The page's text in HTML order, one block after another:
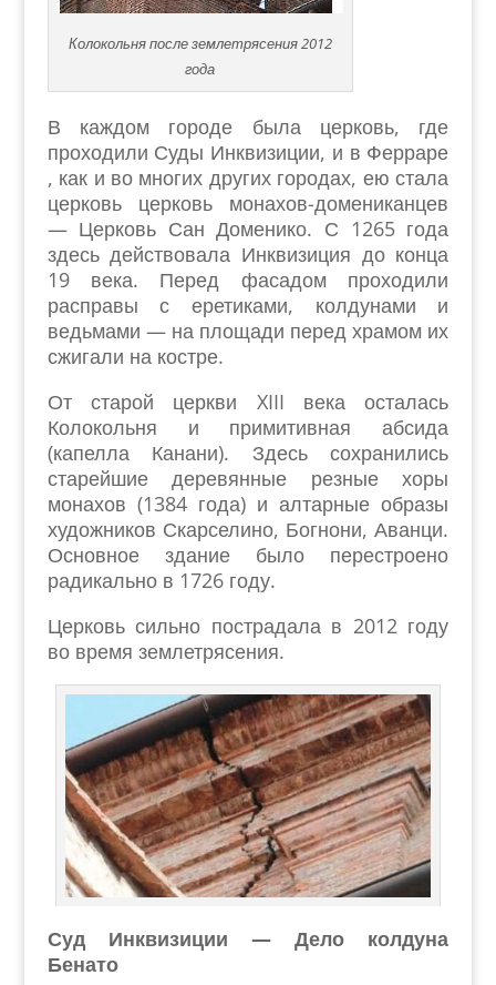
Колокольня после землетрясения 2012
года
В каждом городе была церковь, где
проходили Суды Инквизиции, и в Ферраре
, как и во многих других городах, ею стала
церковь церковь монахов-домениканцев
— Церковь Сан Доменико. С 1265 года
здесь действовала Инквизиция до конца
19 века. Перед фасадом проходили
расправы с еретиками, колдунами и
ведьмами — на площади перед храмом их
сжигали на костре.
От старой церкви XIII века осталась
Колокольня и примитивная абсида
(капелла Канани). Здесь сохранились
старейшие деревянные резные хоры
монахов (1384 года) и алтарные образы
художников Скарселино, Богнони, Аванци.
Основное здание было перестроено
радикально в 1726 году.
Церковь сильно пострадала в 2012 году
во время землетрясения.
Суд Инквизиции — Дело колдуна
Бенато